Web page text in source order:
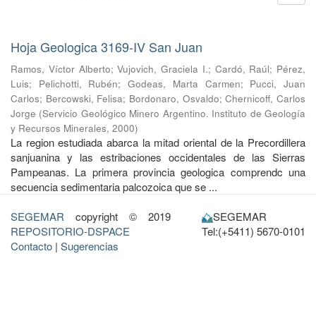
Hoja Geologica 3169-IV San Juan
Ramos, Víctor Alberto;Vujovich, Graciela I.; Cardó, Raúl; Pérez,
Luis; Pelichotti, Rubén;Godeas, Marta Carmen; Pucci, Juan
Carlos; Bercowski, Felisa; Bordonaro, Osvaldo;Chernicoff, Carlos
Jorge (Servicio Geológico Minero Argentino. Instituto de Geología
y Recursos Minerales, 2000)
La region estudiada abarca la mitad oriental de la Precordillera
sanjuanina y las estribaciones occidentales de las Sierras
Pampeanas. La primera provincia geologica comprendc una
secuencia sedimentaria palcozoica que se ...
SEGEMAR copyright © 2019
REPOSITORIO-DSPACE
Contacto | Sugerencias
SEGEMAR
Tel:(+5411) 5670-0101